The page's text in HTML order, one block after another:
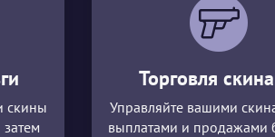
скины
Торговля
Управляйте вашими
выплатами и продажами